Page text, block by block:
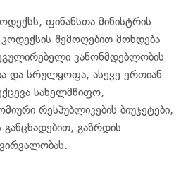
ფინანსთა მინისტრის
კოდექსის შემოღებით მოხდება
კანონმდებლობის
და სრულყოფა, ასევე ერთიან
სახელმწიფო,
რესპუბლიკების ბიუჯეტები,
გაზრდის